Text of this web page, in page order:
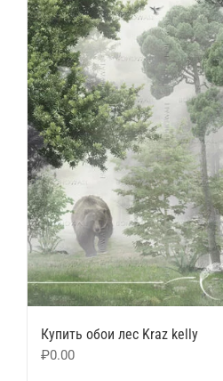
Купить обои лес Kraz kelly
₽0.00